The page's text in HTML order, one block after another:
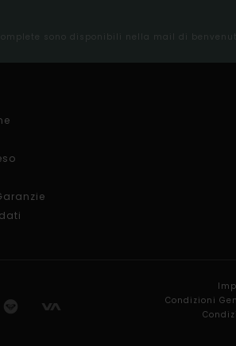
sono disponibili nella mail di
Condizioni